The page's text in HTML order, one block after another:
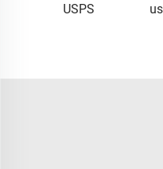
USPS